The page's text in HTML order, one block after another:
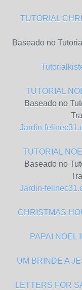
TUTORIAL
Baseado no
TUTORIAL
Baseado no
Jardin-
TUTORIAL
Baseado no
Jardin-
CHRISTMAS
PAPAI NOEL
UM BRINDE A
LETTERS FOR